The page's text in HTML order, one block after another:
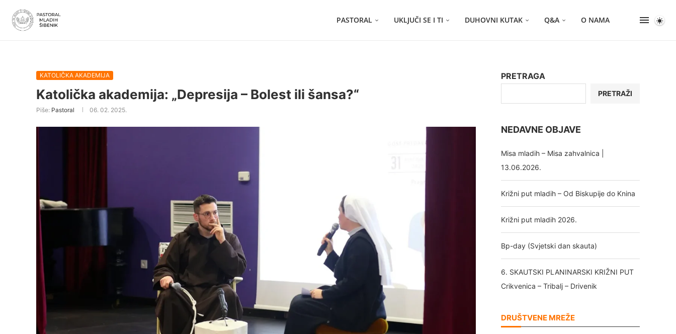
PASTORAL UKLJUČI SE I TI DUHOVNI KUTAK Q&A O NAMA
KATOLIČKA AKADEMIJA
Katolička akademija: „Depresija – Bolest ili šansa?“
Piše: Pastoral 06. 02. 2025.
PRETRAGA
PRETRAŽI
NEDAVNE OBJAVE
Misa mladih – Misa zahvalnica |
13.06.2026.
Križni put mladih – Od Biskupije do Knina
Križni put mladih 2026.
Bp-day (Svjetski dan skauta)
6. SKAUTSKI PLANINARSKI KRIŽNI PUT
Crikvenica – Tribalj – Drivenik
DRUŠTVENE MREŽE